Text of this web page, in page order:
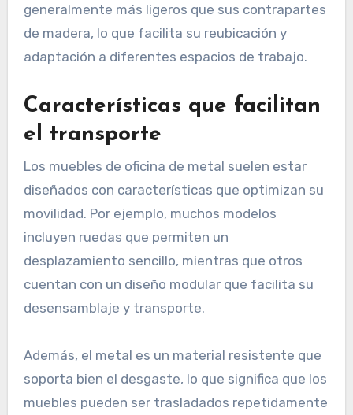
generalmente más ligeros que sus contrapartes
de madera, lo que facilita su reubicación y
adaptación a diferentes espacios de trabajo.
Características que facilitan
el transporte
Los muebles de oficina de metal suelen estar
diseñados con características que optimizan su
movilidad. Por ejemplo, muchos modelos
incluyen ruedas que permiten un
desplazamiento sencillo, mientras que otros
cuentan con un diseño modular que facilita su
desensamblaje y transporte.
Además, el metal es un material resistente que
soporta bien el desgaste, lo que significa que los
muebles pueden ser trasladados repetidamente